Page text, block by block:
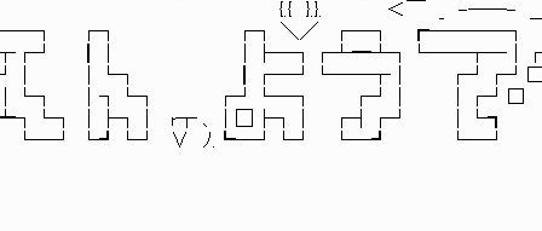
＜￣ _ -――- ＿
┌┐ ┌┐ ＼／ ┌─┐
┃│
│└┐ ┃┌─┘└──┬│
│┐└┐ ┌┘└─┐ ┌┘│ │┌┘□ │
│├┐│ r┬ 、│囗├┐│ ┌┤┌┘ │└┓
└─┘ └┛└┘ ∨ ﾉ.┗─┘└┘ └─┛